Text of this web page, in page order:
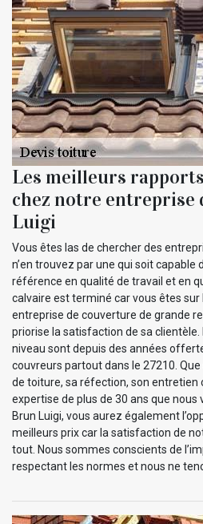
Les meilleurs
chez notre
Luigi
Vous êtes las de chercher des
n’en trouvez par une qui soit capable
référence en qualité de travail et en
calvaire est terminé car vous êtes sur
entreprise de couverture de grande
priorise la satisfaction de sa
niveau sont depuis des années
couvreurs partout dans le 27210.
de toiture, sa réfection, son entretien
expertise de plus de 30 ans que
Brun Luigi, vous aurez également
meilleurs prix car la satisfaction de
tout. Nous sommes conscients de
respectant les normes et nous ne